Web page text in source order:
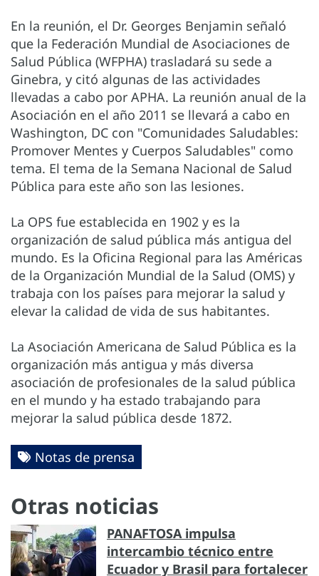
En la reunión, el Dr. Georges Benjamin señaló
que la Federación Mundial de Asociaciones de
Salud Pública (WFPHA) trasladará su sede a
Ginebra, y citó algunas de las actividades
llevadas a cabo por APHA. La reunión anual de la
Asociación en el año 2011 se llevará a cabo en
Washington, DC con "Comunidades Saludables:
Promover Mentes y Cuerpos Saludables" como
tema. El tema de la Semana Nacional de Salud
Pública para este año son las lesiones.
La OPS fue establecida en 1902 y es la
organización de salud pública más antigua del
mundo. Es la Oficina Regional para las Américas
de la Organización Mundial de la Salud (OMS) y
trabaja con los países para mejorar la salud y
elevar la calidad de vida de sus habitantes.
La Asociación Americana de Salud Pública es la
organización más antigua y más diversa
asociación de profesionales de la salud pública
en el mundo y ha estado trabajando para
mejorar la salud pública desde 1872.
Notas de prensa
Otras noticias
PANAFTOSA impulsa
intercambio técnico entre
Ecuador y Brasil para fortalecer